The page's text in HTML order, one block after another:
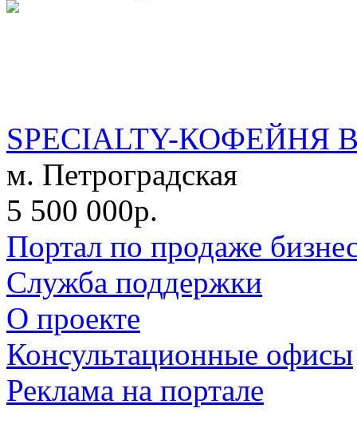
SPECIALTY-
м. Петроградская
5 500 000р.
Портал по продаже
Служба поддержки
О проекте
Консультационные офисы
Реклама на портале